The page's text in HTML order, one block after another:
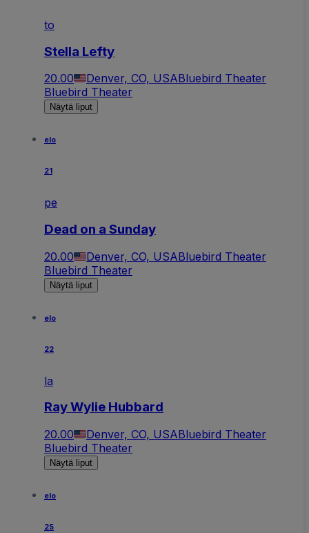
to
Stella Lefty
20.00 Denver, CO, USABluebird Theater
Bluebird Theater
Näytä liput
elo
21
pe
Dead on a Sunday
20.00 Denver, CO, USABluebird Theater
Bluebird Theater
Näytä liput
elo
22
la
Ray Wylie Hubbard
20.00 Denver, CO, USABluebird Theater
Bluebird Theater
Näytä liput
elo
25